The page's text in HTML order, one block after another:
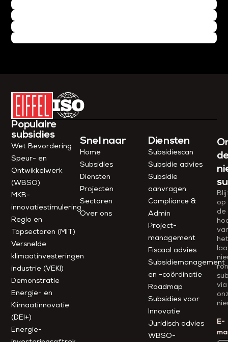
Populaire
subsidies
Wet Bevordering
Speur- en
Ontwikkelwerk
(WBSO)
MKB-
innovatiestimulering
Regio en
Topsectoren (MIT)
Versnelde
klimaatinvesteringen
industrie (VEKI)
Demonstratie
Energie- en
Klimaatinnovatie
(DEI+)
Energie-
Snel naar
Home
Subsidies
Diensten
Projecten
Sectoren
Over ons
Diensten
Subsidiescan
Subsidie advies
Subsidie
aanvragen
Compliance &
Admin
Project­
management
Fiscaal advies
Subsidiemanagement
en -coördinatie
Roadmap
Subsidies voor
Innovatie
Juridisch advies
WBSO-
op
de
het
via
E-